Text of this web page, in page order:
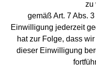
zu
gemäß Art. 7 Abs.
Einwilligung jederzeit
hat zur Folge, dass
dieser Einwilligung